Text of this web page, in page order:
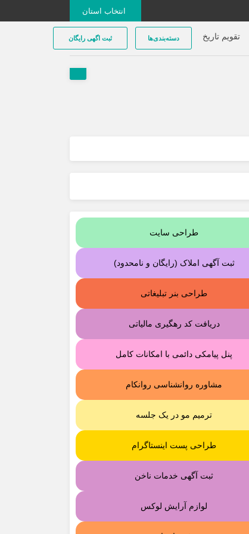
انتخاب استان
تقویم تاریخ دسته‌بندی‌ها ثبت اگهی رایگان
طراحی سایت
ثبت آگهی املاک (رایگان و نامحدود)
طراحی بنر تبلیغاتی
دریافت کد رهگیری مالیاتی
پنل پیامکی دائمی با امکانات کامل
مشاوره روانشناسی روانکام
ترمیم مو در یک جلسه
طراحی پست اینستاگرام
ثبت آگهی خدمات ناخن
لوازم آرایش لوکس